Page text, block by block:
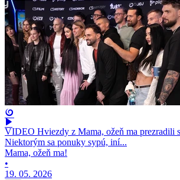
VIDEO Hviezdy z Mama, ožeň ma prezradili
Niektorým sa ponuky sypú, iní...
Mama, ožeň ma!
•
19. 05. 2026